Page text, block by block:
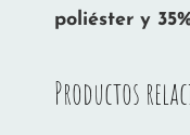
poliéster y
Productos